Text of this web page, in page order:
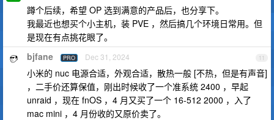
蹲个后续，希望 OP 选到满意的产品后，也分享下。
我最近也想买个小主机，装 PVE ，然后搞几个环境日常用。但
是现在有点挑花眼了。
11
bjfane PRO Dec 31, 2024
小米的 nuc 电源合适，外观合适，散热一般 [不热，但是有声音]
，二手价还算保值，刚出时候收了一个准系统 2400 ，早起
unraid ，现在 fnOS ，4 月又买了一个 16-512 2000 ，入了
mac mini ，4 月份收的又原价卖了。